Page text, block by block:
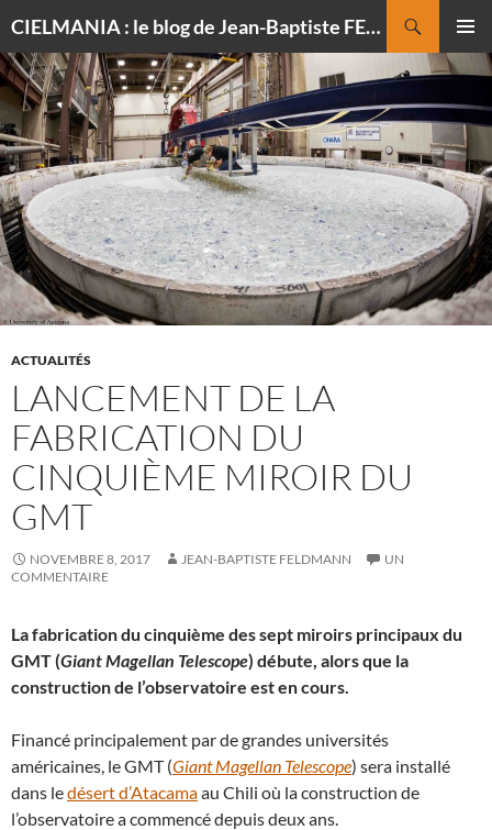
CIELMANIA : le blog de Jean-Baptiste FELDMANN, photographe du ciel
MENU
AU
CONTENU
ACTUALITÉS
LANCEMENT DE LA
FABRICATION DU
CINQUIÈME MIROIR DU
GMT
NOVEMBRE 8, 2017 JEAN-BAPTISTE FELDMANN
UN
COMMENTAIRE
La fabrication du cinquième des sept miroirs principaux du
GMT (Giant Magellan Telescope) débute, alors que la
construction de l’observatoire est en cours.
Financé principalement par de grandes universités
américaines, le GMT (Giant Magellan Telescope) sera installé
dans ledésert d’Atacamaau Chili où la construction de
l’observatoire a commencé depuis deux ans.